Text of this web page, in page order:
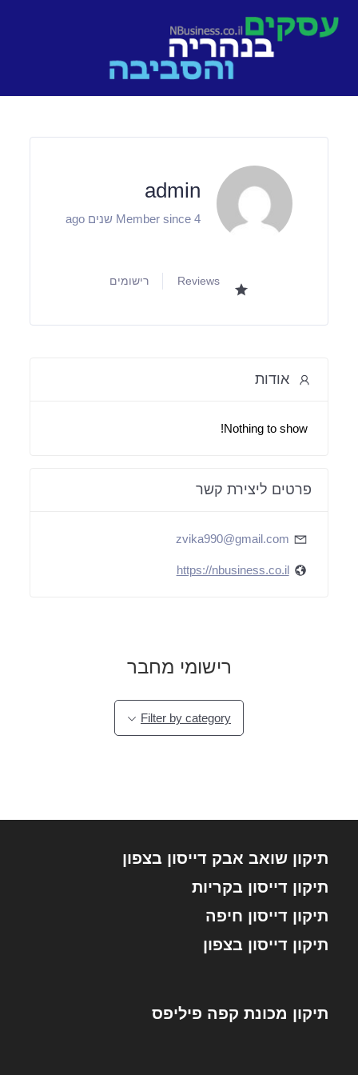
admin
Member since 4 שנים ago
Reviews רישומים
אודות
Nothing to show!
פרטים ליצירת קשר
zvika990@gmail.com
https://nbusiness.co.il
רישומי מחבר
Filter by category
תיקון שואב אבק דייסון בצפון
תיקון דייסון בקריות
תיקון דייסון חיפה
תיקון דייסון בצפון
תיקון מכונת קפה פיליפס